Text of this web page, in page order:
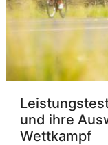
und ihre
Wettkampf